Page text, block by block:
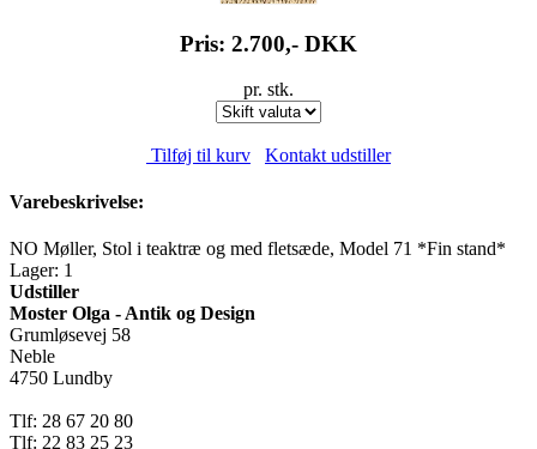
Pris: 2.700,- DKK
pr. stk.
Tilføj til kurv Kontakt udstiller
Varebeskrivelse:
NO Møller, Stol i teaktræ og med fletsæde, Model 71 *Fin stand*
Lager: 1
Udstiller
Moster Olga - Antik og Design
Grumløsevej 58
Neble
4750 Lundby
Tlf: 28 67 20 80
Tlf: 22 83 25 23